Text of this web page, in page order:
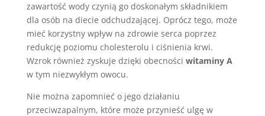
zawartość wody czynią go doskonałym składnikiem
dla osób na diecie odchudzającej. Oprócz tego, może
mieć korzystny wpływ na zdrowie serca poprzez
redukcję poziomu cholesterolu i ciśnienia krwi.
Wzrok również zyskuje dzięki obecności witaminy A
w tym niezwykłym owocu.
Nie można zapomnieć o jego działaniu
przeciwzapalnym, które może przynieść ulgę w